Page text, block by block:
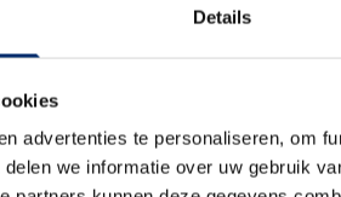
Details
advertenties te personaliseren, om
we informatie over uw gebruik
Waarom